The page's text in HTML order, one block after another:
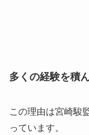
多くの経験を積
この理由は宮崎駿
っています。